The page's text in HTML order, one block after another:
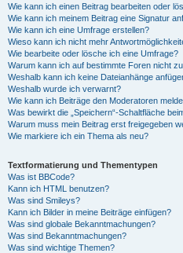
Wie kann ich einen Beitrag bearbeiten oder
Wie kann ich meinem Beitrag eine Signatur
Wie kann ich eine Umfrage erstellen?
Wieso kann ich nicht mehr
Wie bearbeite oder lösche ich eine Umfrage?
Warum kann ich auf bestimmte Foren nicht
Weshalb kann ich keine Dateianhänge
Weshalb wurde ich verwarnt?
Wie kann ich Beiträge den Moderatoren
Was bewirkt die „Speichern“-Schaltfläche
Warum muss mein Beitrag erst freigegeben
Wie markiere ich ein Thema als neu?
Textformatierung und Thementypen
Was ist BBCode?
Kann ich HTML benutzen?
Was sind Smileys?
Kann ich Bilder in meine Beiträge einfügen?
Was sind globale Bekanntmachungen?
Was sind Bekanntmachungen?
Was sind wichtige Themen?